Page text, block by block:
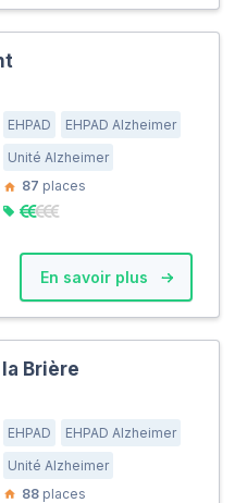
EHPAD
EHPAD Alzheimer
Unité Alzheimer
87 places
En savoir plus
Brière
EHPAD
EHPAD Alzheimer
Unité Alzheimer
88 places